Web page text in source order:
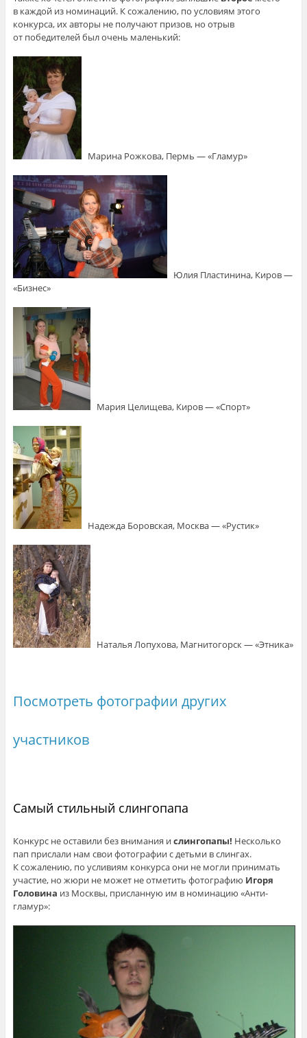
в каждой из номинаций. К сожалению, по условиям этого
конкурса, их авторы не получают призов, но отрыв
от победителей был очень маленький:
Марина Рожкова, Пермь — «Гламур»
Юлия Пластинина, Киров —
«Бизнес»
Мария Целищева, Киров — «Спорт»
Надежда Боровская, Москва — «Рустик»
Наталья Лопухова, Магнитогорск — «Этника»
Посмотреть фотографии других
участников
Самый стильный слингопапа
Конкурс не оставили без внимания ислингопапы! Несколько
пап прислали нам свои фотографии с детьми в слингах.
К сожалению, по усливиям конкурса они не могли принимать
участие, но жюри не может не отметить фотографию Игоря
Головина из Москвы, присланную им в номинацию «Анти-
гламур»: